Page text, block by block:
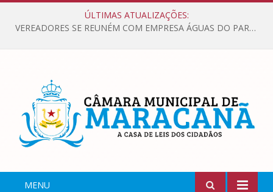
ÚLTIMAS ATUALIZAÇÕES:
VEREADORES SE REUNÉM COM EMPRESA ÁGUAS DO PARÁ, PARA APRESENTAR REIVINDICAÇÕES E MELHORIAS NA QUALIDADE DOS SERVIÇOS OFERECIDOS Á POPULAÇÃO.
MENU